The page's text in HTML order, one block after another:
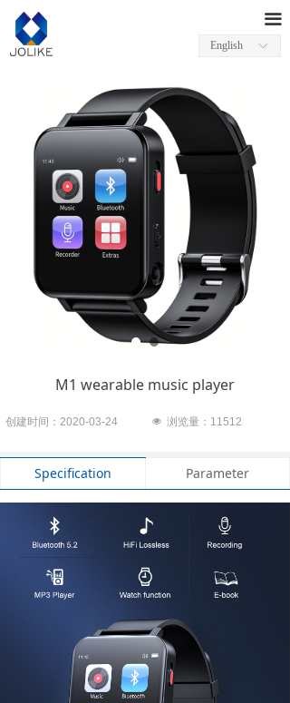
끀
ꀅ
English
Specification Parameter
M1 wearable music player
넶 浏览量：11512
创建时间：2020-03-24